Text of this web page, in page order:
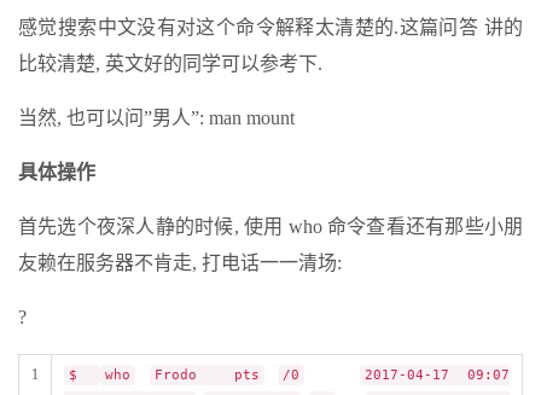
感觉搜索中文没有对这个命令解释太清楚的.这篇问答 讲的
比较清楚, 英文好的同学可以参考下.
当然, 也可以问”男人”: man mount
具体操作
首先选个夜深人静的时候, 使用 who 命令查看还有那些小朋
友赖在服务器不肯走, 打电话一一清场:
?
1
$ who Frodo pts /0
2017-04-17 09:07